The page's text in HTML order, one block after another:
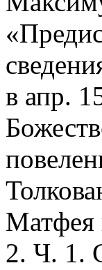
в апр.
Матфея
2. Ч. 1.